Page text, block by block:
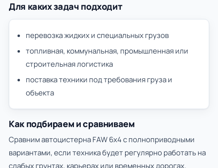
Для каких задач подходит
перевозка жидких и специальных грузов
топливная, коммунальная, промышленная или
строительная логистика
поставка техники под требования груза и
объекта
Как подбираем и сравниваем
Сравним автоцистерна FAW 6х4 с полноприводными
вариантами, если техника будет регулярно работать на
слабых грунтах, карьерах или временных дорогах.